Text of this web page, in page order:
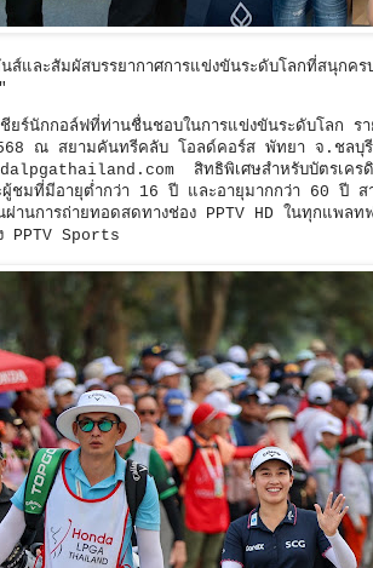
และสัมผัสบรรยากาศการแข่งขันระดับโลกที่สนุกค
ยร์นักกอล์ฟที่ท่านชื่นชอบในการแข่งขันระดับโลก
ณ สยามคันทรีคลับ โอลด์คอร์ส พัทยา จ.ชลบุรี
สิทธิพิเศษสำหรับบัตรเคร
มที่มีอายุต่ำกว่า 16 ปี และอายุมากกว่า 60 ปี สา
านการถ่ายทอดสดทางช่อง PPTV HD ในทุกแพลท
PPTV Sports